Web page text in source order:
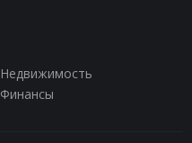
Недвижимость
Финансы